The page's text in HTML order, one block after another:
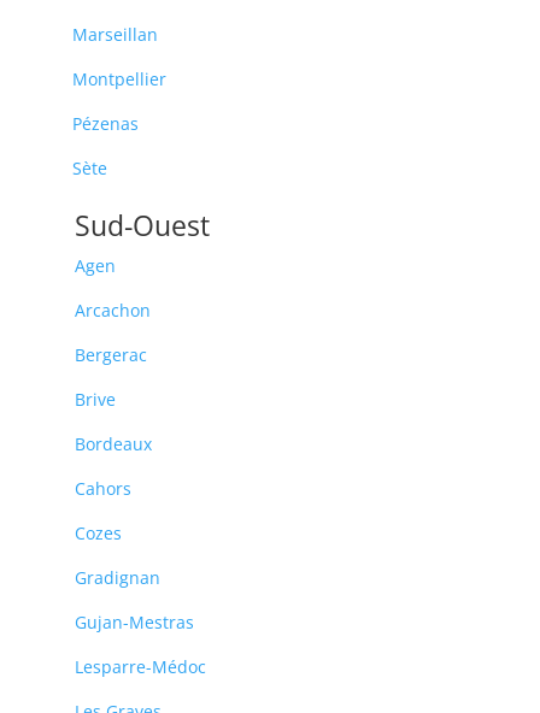
Marseillan
Montpellier
Pézenas
Sète
Sud-Ouest
Agen
Arcachon
Bergerac
Brive
Bordeaux
Cahors
Cozes
Gradignan
Gujan-Mestras
Lesparre-Médoc